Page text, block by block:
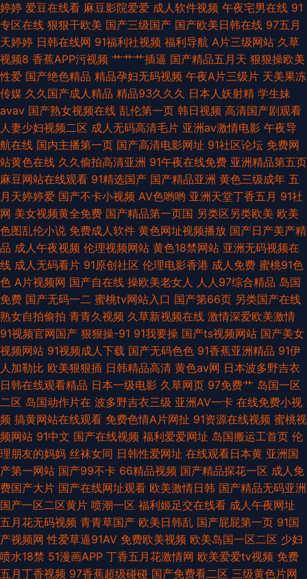
碰97 青青草tp 91色在线 韩日高清
婷婷 爱豆在线看 麻豆影院爱爱 成人软件视频 午夜宅男在线 91
专区在线 狠狠干欧美 国产三级国产 国产欧美日韩在线 97五月
天婷婷 日韩在线网 91福利社视频 福利导航 A片三级网站 久草
视频8 香蕉APP污视频 艹艹艹插逼 国产精品五月天 狠狠操欧美
性爱 国产绝色精品 精品孕妇无码视频 午夜A片三级片 天美果冻
传媒 久久国产成人精品 精品93久久久 日本人妖射精 学生妹
avav 国产熟女视频在线 乱伦第一页 韩日视频 高清国产剧观看
人妻少妇视频二区 成人无码高清毛片 亚洲av激情电影 午夜导
航在线 国内主播第一页 国产高清电影网址 91社区论坛 免费网
站黄色在线 久久偷拍高清亚洲 91午夜在线免费 亚洲精品第五页
麻豆网站在线观看 91精选国产 国产精品亚洲 黄色三级成年 五
月天婷婷爱 国产不卡小视频 AV色哟哟 亚洲天堂丁香五月 91社
网 美女视频黄全免费 国产精品第一页国 另类区另类欧美 欧美
色图乱伦小说 免费成人软件 黄色网址视频播放 国产日产美产精
品 成人午夜视频 伦理视频网站 黄色18禁网站 亚洲无码视频在
线 成人无码看片 91原创社区 伦理电影香港 成人免费 蜜桃91色
色 A片视频网 国产自在线 操欧美老女人 人人97综合精品 岛国
免费 国产无码一二 蜜桃tv网站入口 国产第66页 另类国产在线
熟女自拍偷拍 青青久视频 久草新视频在线 激情深爱欧美激情
91视频官网国产 狠狠操-91 91我要操 国产ts视频网站 国产美女
视频网站 91视频成人下载 国产无码色色 91香蕉亚洲精品 91伊
人加勒比 欧美狠狠插 日韩精品高清 黄色av网 日本波多野吉衣
日韩在线观看精品 日本一级电影 久草网页 97免费艹 岛国一区
二区 岛国动作片在 波多野吉衣三级 亚洲AV一卡 在线免费小视
频 搞黄网站在线观看 免费色情A片网扯 91资源在线视频 蜜桃视
频网站 91中文 国产在线视频 福利爱爱网址 岛国搬运工首页 伦
理朋友的妈妈 丝袜女同 日韩性爱网址 在线观看日本黄 亚洲国
产第一网站 国产99不卡 66精品视频 国产精品探花一区 成人免
费国产大片 国产在线网址观看 欧美激情日韩 国产精品无码亚洲
国产一区二区黄片 喷潮一区 福利姬足交在线看 成人午夜网址
五月花无码视频 青青草国产 欧美日韩乱 国产屁屁第一页 91国
产视频网 性爱草逼91AV 免费欧美视频 欧美岛国一区二区 少妇
喷水18禁 51漫画APP 丁香五月花激情网 欧美爱爱tv视频 免费
五月丁香视频 97香蕉超级碰碰 国产免费看二区 三级黄色片网